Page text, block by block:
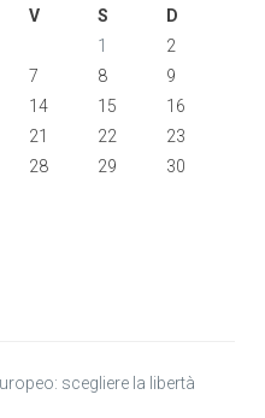
V S
D
1
2
7 8
9
14 15
16
21 22
23
28 29
30
scegliere la libertà